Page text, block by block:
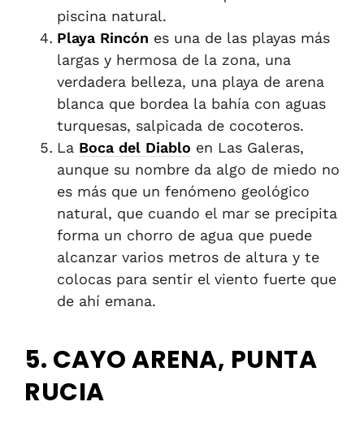
piscina natural.
Playa Rincón es una de las playas más
largas y hermosa de la zona, una
verdadera belleza, una playa de arena
blanca que bordea la bahía con aguas
turquesas, salpicada de cocoteros.
La Boca del Diablo en Las Galeras,
aunque su nombre da algo de miedo no
es más que un fenómeno geológico
natural, que cuando el mar se precipita
forma un chorro de agua que puede
alcanzar varios metros de altura y te
colocas para sentir el viento fuerte que
de ahí emana.
5. CAYO ARENA, PUNTA
RUCIA